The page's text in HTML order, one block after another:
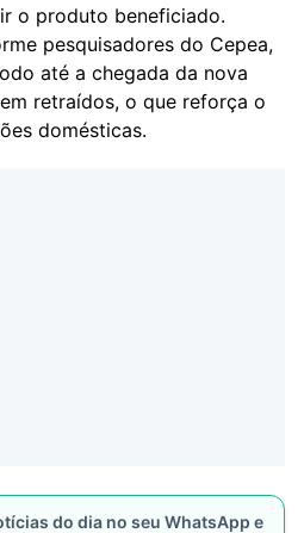
o produto beneficiado.
pesquisadores do Cepea,
até a chegada da nova
retraídos, o que reforça o
domésticas.
do dia no seu WhatsApp e